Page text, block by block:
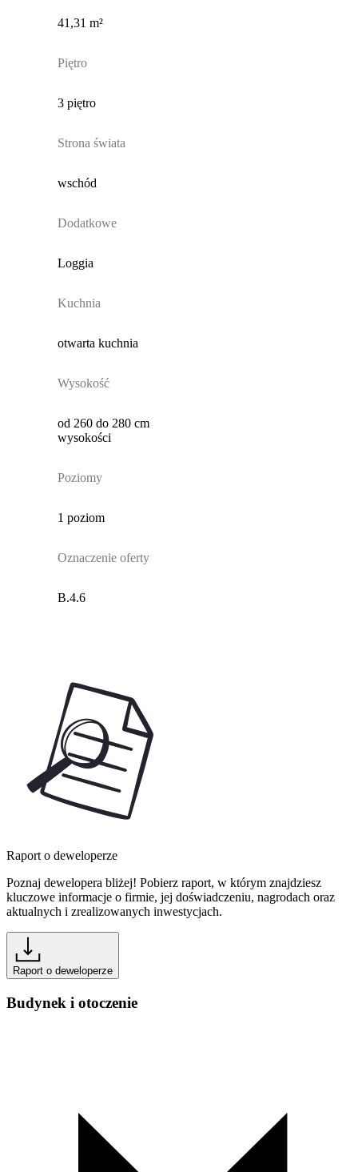
41,31 m²
Piętro
3 piętro
Strona świata
wschód
Dodatkowe
Loggia
Kuchnia
otwarta kuchnia
Wysokość
od 260 do 280 cm
wysokości
Poziomy
1 poziom
Oznaczenie oferty
B.4.6
Raport o deweloperze
Poznaj dewelopera bliżej! Pobierz raport, w którym znajdziesz
kluczowe informacje o firmie, jej doświadczeniu, nagrodach oraz
aktualnych i zrealizowanych inwestycjach.
Raport o deweloperze
Budynek i otoczenie